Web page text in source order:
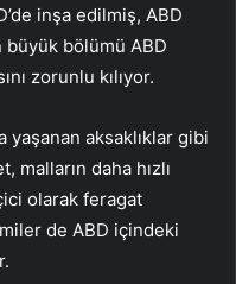
inşa edilmiş, ABD
büyük bölümü ABD
zorunlu kılıyor.
yaşanan aksaklıklar gibi
daha hızlı
olarak feragat
de ABD içindeki